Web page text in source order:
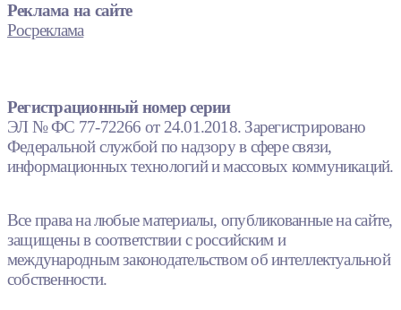
Реклама на сайте
Росреклама
Регистрационный номер серии
ЭЛ № ФС 77-72266 от 24.01.2018. Зарегистрировано
Федеральной службой по надзору в сфере связи,
информационных технологий и массовых коммуникаций.
Все права на любые материалы, опубликованные на сайте,
защищены в соответствии с российским и
международным законодательством об интеллектуальной
собственности.